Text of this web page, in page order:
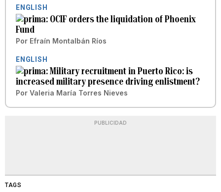
ENGLISH
OCIF orders the liquidation of Phoenix
Fund
Por Efraín Montalbán Ríos
ENGLISH
Military recruitment in Puerto Rico: is
increased military presence driving enlistment?
Por Valeria María Torres Nieves
PUBLICIDAD
TAGS